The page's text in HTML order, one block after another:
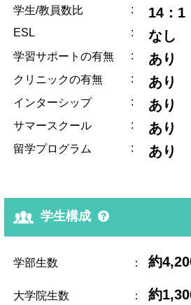
学生/教員数比 : 14：1
ESL : なし
学習サポートの有無 : あり
クリニックの有無 : あり
インターシップ : あり
サマースクール : あり
留学プログラム : あり
学生構成
学部生数 ： 約
大学院生数 ： 約